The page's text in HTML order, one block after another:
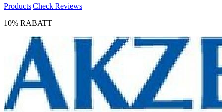
Products|Check Reviews
10% RABATT